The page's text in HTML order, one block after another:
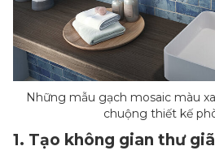
Những mẫu gạch mosaic màu
chuộng thiết kế
1. Tạo không gian thư